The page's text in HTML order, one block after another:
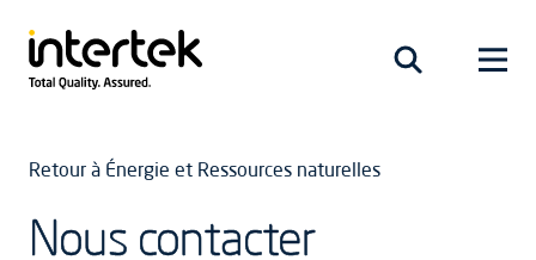
Retour à Énergie et Ressources naturelles
Nous contacter